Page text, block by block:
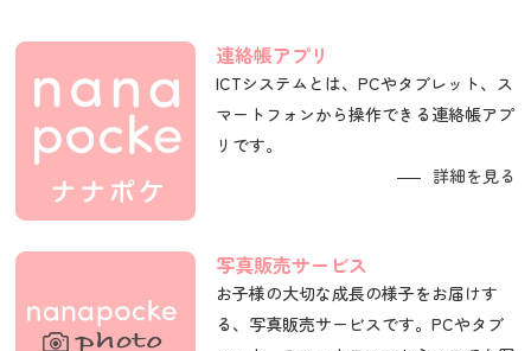
連絡帳アプリ
ICTシステムとは、PCやタブレット、ス
マートフォンから操作できる連絡帳アプ
リです。
詳細を見る
写真販売サービス
お子様の大切な成長の様子をお届けす
る、写真販売サービスです。PCやタブ